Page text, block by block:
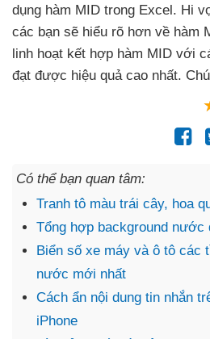
dụng hàm MID trong Excel. Hi
các bạn sẽ hiểu rõ hơn về hàm
linh hoạt kết hợp hàm MID với
đạt được hiệu quả cao nhất.
Có thể bạn quan tâm:
Tranh tô màu trái cây, hoa
Tổng hợp background nước
Biển số xe máy và ô tô các
nước mới nhất
Cách ẩn nội dung tin nhắn
iPhone